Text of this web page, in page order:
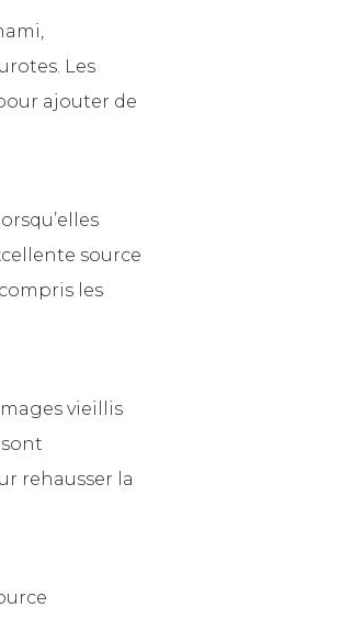
Les
ajouter de
source
les
vieillis
rehausser la